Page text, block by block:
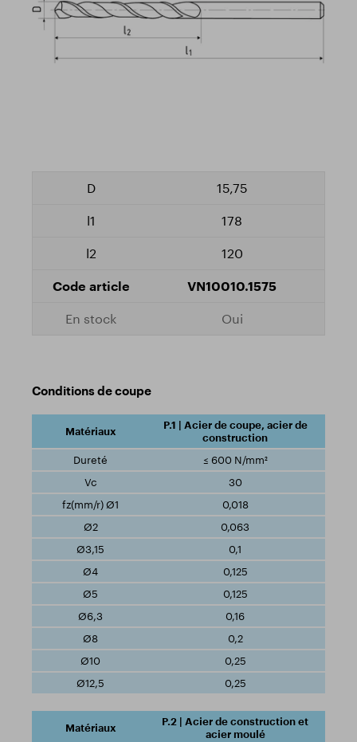
15,75
178
120
VN10010.1575
Oui
Conditions de coupe
P.1 | Acier de coupe, acier de
construction
≤ 600 N/mm²
30
0,018
0,063
0,1
0,125
0,125
0,16
0,2
0,25
0,25
P.2 | Acier de construction et
acier moulé